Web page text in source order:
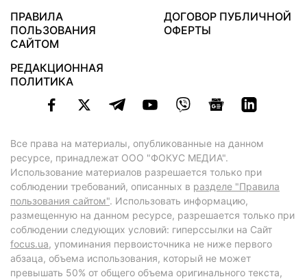
ПРАВИЛА
ПОЛЬЗОВАНИЯ
САЙТОМ
ДОГОВОР ПУБЛИЧНОЙ
ОФЕРТЫ
РЕДАКЦИОННАЯ
ПОЛИТИКА
Все права на материалы, опубликованные на данном
ресурсе, принадлежат ООО "ФОКУС МЕДИА".
Использование материалов разрешается только при
соблюдении требований, описанных в разделе "Правила
пользования сайтом". Использовать информацию,
размещенную на данном ресурсе, разрешается только при
соблюдении следующих условий: гиперссылки на Сайт
focus.ua, упоминания первоисточника не ниже первого
абзаца, объема использования, который не может
превышать 50% от общего объема оригинального текста,